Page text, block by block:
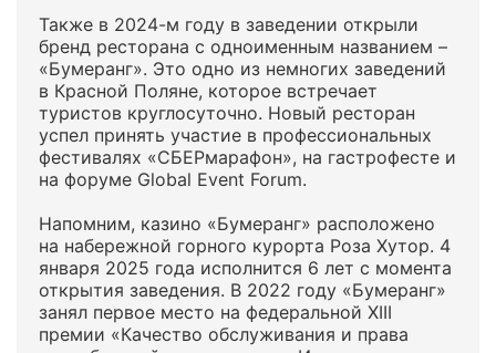
Также в 2024-м году в заведении открыли
бренд ресторана с одноименным названием –
«Бумеранг». Это одно из немногих заведений
в Красной Поляне, которое встречает
туристов круглосуточно. Новый ресторан
успел принять участие в профессиональных
фестивалях «СБЕРмарафон», на гастрофесте и
на форуме Global Event Forum.
Напомним, казино «Бумеранг» расположено
на набережной горного курорта Роза Хутор. 4
января 2025 года исполнится 6 лет с момента
открытия заведения. В 2022 году «Бумеранг»
занял первое место на федеральной XIII
премии «Качество обслуживания и права